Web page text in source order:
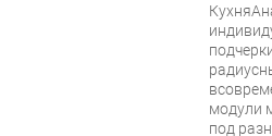
модули
под